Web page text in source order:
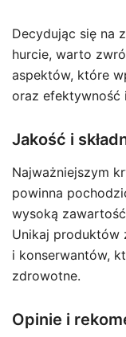
Decydując się na
hurcie, warto
aspektów, które
oraz efektywność
Jakość i
Najważniejszym
powinna
wysoką
Unikaj produktów
i konserwantów,
zdrowotne.
Opinie i